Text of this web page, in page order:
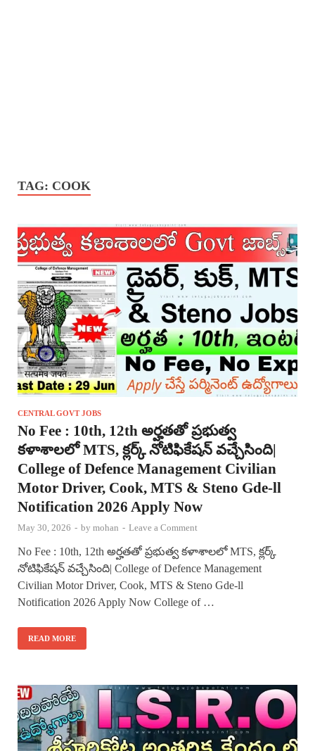
TAG: COOK
CENTRAL GOVT JOBS
No Fee : 10th, 12th అర్హతతో ప్రభుత్వ
కళాశాలలో MTS, క్లర్క్ నోటిఫికేషన్ వచ్చేసింది|
College of Defence Management Civilian
Motor Driver, Cook, MTS & Steno Gde-ll
Notification 2026 Apply Now
May 30, 2026 - by mohan - Leave a Comment
No Fee : 10th, 12th అర్హతతో ప్రభుత్వ కళాశాలలో MTS, క్లర్క్
నోటిఫికేషన్ వచ్చేసింది| College of Defence Management
Civilian Motor Driver, Cook, MTS & Steno Gde-ll
Notification 2026 Apply Now College of …
READ MORE